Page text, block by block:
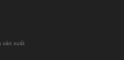
sản xuất